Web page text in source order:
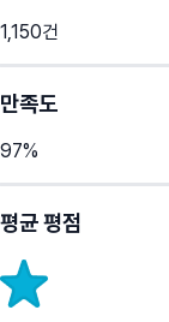
1,150건
만족도
97%
평균 평점